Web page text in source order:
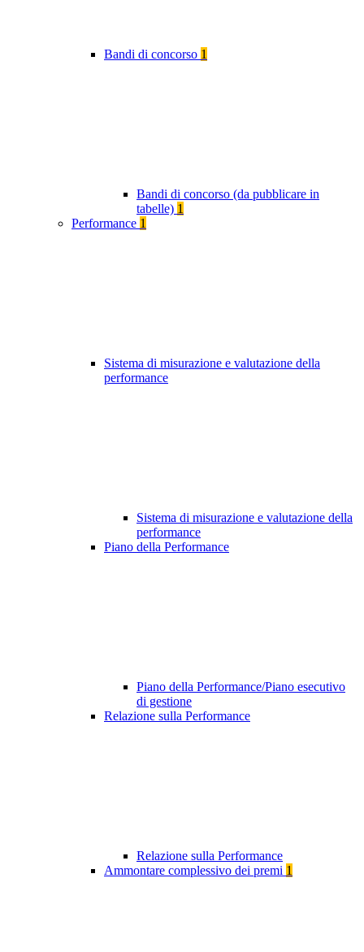
Bandi di concorso 1
Bandi di concorso (da pubblicare in
tabelle) 1
Performance 1
Sistema di misurazione e valutazione della
performance
Sistema di misurazione e valutazione della
performance
Piano della Performance
Piano della Performance/Piano esecutivo
di gestione
Relazione sulla Performance
Relazione sulla Performance
Ammontare complessivo dei premi 1